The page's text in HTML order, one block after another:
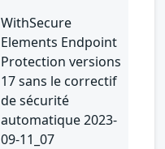
WithSecure
Elements Endpoint
Protection versions
17 sans le correctif
de sécurité
automatique 2023-
09-11_07